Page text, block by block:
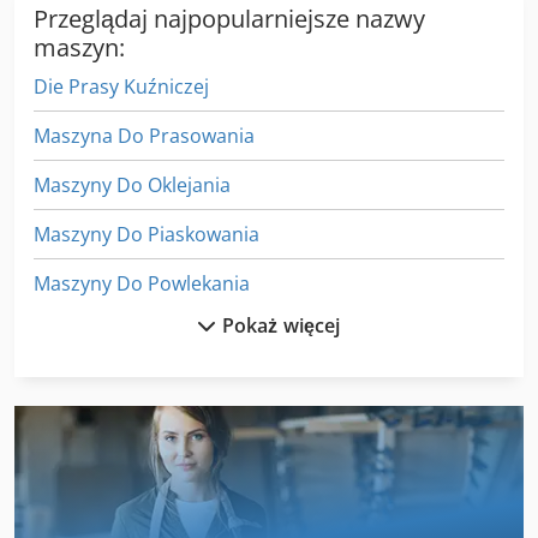
Przeglądaj najpopularniejsze nazwy
maszyn:
Die Prasy Kuźniczej
Maszyna Do Prasowania
Maszyny Do Oklejania
Maszyny Do Piaskowania
Maszyny Do Powlekania
Maszyny Do Spawania
Maszyny Do Ukosowania
Maszyny Do Wycinania
Prasa Do Belowania
Pokaż więcej